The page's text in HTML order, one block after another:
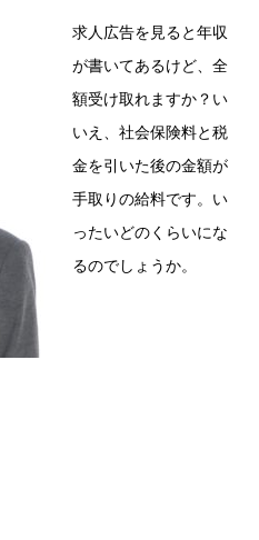
求人広告を見ると年収
が書いてあるけど、全
額受け取れますか？い
いえ、社会保険料と税
金を引いた後の金額が
手取りの給料です。い
ったいどのくらいにな
るのでしょうか。